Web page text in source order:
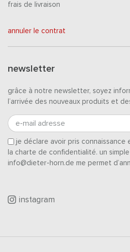
frais de livraison
annuler le contrat
newsletter
grâce à notre newsletter, soyez
l’arrivée des nouveaux produits et
e-mail adresse
je déclare avoir pris connaissance
la charte de confidentialité. un
info@dieter-horn.de me permet
instagram